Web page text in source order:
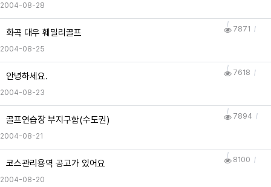
2004-08-28
화곡 대우 훼밀리골프
2004-08-25
7871
안녕하세요.
2004-08-23
7618
골프연습장 부지구함(수도권)
2004-08-21
7894
코스관리용역 공고가 있어요
2004-08-20
8100